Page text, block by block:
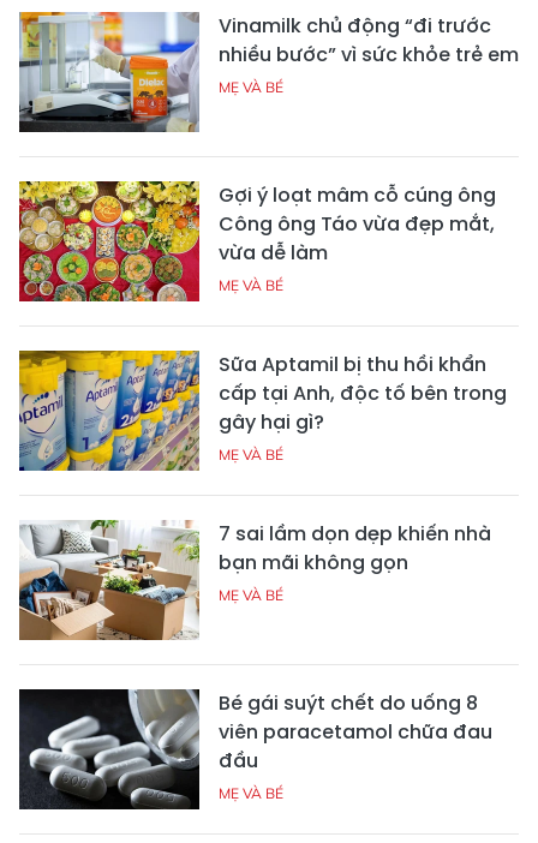
Vinamilk chủ động “đi trước
nhiều bước” vì sức khỏe trẻ em
MẸ VÀ BÉ
Gợi ý loạt mâm cỗ cúng ông
Công ông Táo vừa đẹp mắt,
vừa dễ làm
MẸ VÀ BÉ
Sữa Aptamil bị thu hồi khẩn
cấp tại Anh, độc tố bên trong
gây hại gì?
MẸ VÀ BÉ
7 sai lầm dọn dẹp khiến nhà
bạn mãi không gọn
MẸ VÀ BÉ
Bé gái suýt chết do uống 8
viên paracetamol chữa đau
đầu
MẸ VÀ BÉ